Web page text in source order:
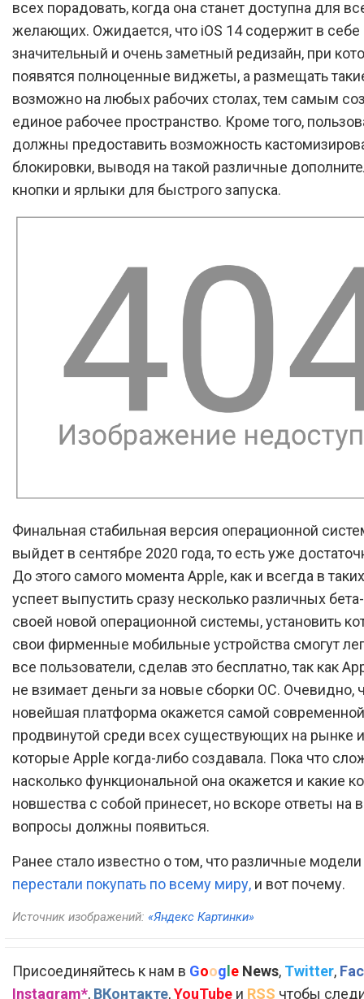
всех порадовать, когда она станет доступна для
желающих. Ожидается, что iOS 14 содержит в себе
значительный и очень заметный редизайн, при
появятся полноценные виджеты, а размещать
возможно на любых рабочих столах, тем самым
единое рабочее пространство. Кроме того,
должны предоставить возможность
блокировки, выводя на такой различные
кнопки и ярлыки для быстрого запуска.
Финальная стабильная версия операционной
выйдет в сентябре 2020 года, то есть уже
До этого самого момента Apple, как и всегда в
успеет выпустить сразу несколько различных
своей новой операционной системы, установить
свои фирменные мобильные устройства смогут
все пользователи, сделав это бесплатно, так как
не взимает деньги за новые сборки ОС. Очевидно,
новейшая платформа окажется самой
продвинутой среди всех существующих на рынке и
которые Apple когда-либо создавала. Пока что
насколько функциональной она окажется и какие
новшества с собой принесет, но вскоре ответы на
вопросы должны появиться.
Ранее стало известно о том, что различные
перестали покупать по всему миру, и вот почему.
Источник изображений: «Яндекс Картинки»
Присоединяйтесь к нам в Google News, Twitter,
Instagram*, ВКонтакте,YouTube и RSS чтобы